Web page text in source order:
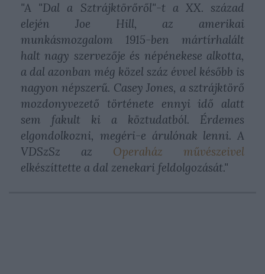
"A "Dal a Sztrájktörőről"-t a XX. század
elején Joe Hill, az amerikai
munkásmozgalom 1915-ben mártírhalált
halt nagy szervezője és népénekese alkotta,
a dal azonban még közel száz évvel később is
nagyon népszerű. Casey Jones, a sztrájktörő
mozdonyvezető története ennyi idő alatt
sem fakult ki a köztudatból. Érdemes
elgondolkozni, megéri-e árulónak lenni. A
VDSzSz az Operaház művészeivel
elkészíttette a dal zenekari feldolgozását."